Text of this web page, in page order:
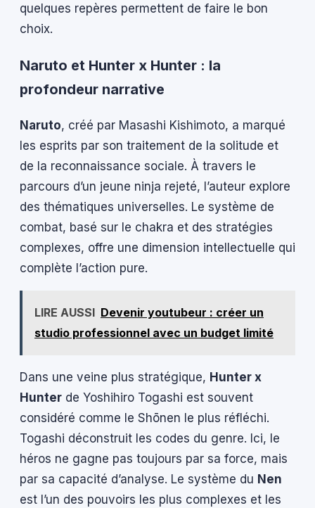
quelques repères permettent de faire le bon
choix.
Naruto et Hunter x Hunter : la
profondeur narrative
Naruto, créé par Masashi Kishimoto, a marqué
les esprits par son traitement de la solitude et
de la reconnaissance sociale. À travers le
parcours d’un jeune ninja rejeté, l’auteur explore
des thématiques universelles. Le système de
combat, basé sur le chakra et des stratégies
complexes, offre une dimension intellectuelle qui
complète l’action pure.
LIRE AUSSI Devenir youtubeur : créer un
studio professionnel avec un budget limité
Dans une veine plus stratégique, Hunter x
Hunter de Yoshihiro Togashi est souvent
considéré comme le Shōnen le plus réfléchi.
Togashi déconstruit les codes du genre. Ici, le
héros ne gagne pas toujours par sa force, mais
par sa capacité d’analyse. Le système du Nen
est l’un des pouvoirs les plus complexes et les